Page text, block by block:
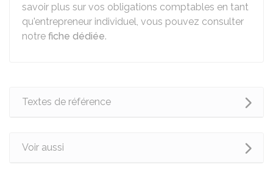
savoir plus sur vos obligations comptables en tant
qu'entrepreneur individuel, vous pouvez consulter
notre fiche dédiée.
Textes de référence
Voir aussi